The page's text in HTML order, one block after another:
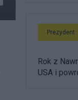
Prezydent
Rok z
USA i